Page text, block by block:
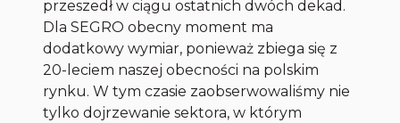
przeszedł w ciągu ostatnich dwóch dekad.
Dla SEGRO obecny moment ma
dodatkowy wymiar, ponieważ zbiega się z
20-leciem naszej obecności na polskim
rynku. W tym czasie zaobserwowaliśmy nie
tylko dojrzewanie sektora, w którym